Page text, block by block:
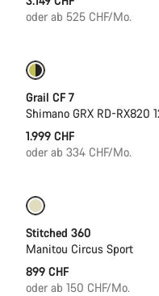
oder ab 525 CHF/Mo.
Grail CF 7
Shimano GRX RD-RX820
1.999 CHF
oder ab 334 CHF/Mo.
Stitched 360
Manitou Circus Sport
899 CHF
oder ab 150 CHF/Mo.